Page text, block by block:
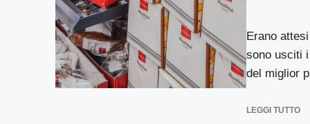
Erano
sono usciti
del miglior
LEGGI TUTTO